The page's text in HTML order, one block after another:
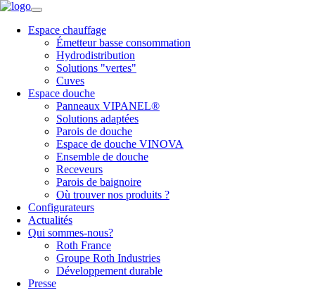
Espace chauffage
Émetteur basse consommation
Hydrodistribution
Solutions "vertes"
Cuves
Espace douche
Panneaux VIPANEL®
Solutions adaptées
Parois de douche
Espace de douche VINOVA
Ensemble de douche
Receveurs
Parois de baignoire
Où trouver nos produits ?
Configurateurs
Actualités
Qui sommes-nous?
Roth France
Groupe Roth Industries
Développement durable
Presse